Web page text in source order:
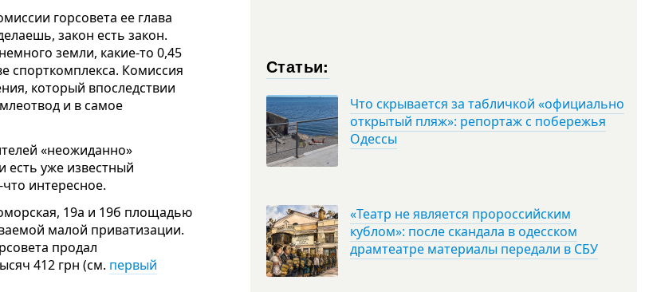
горсовета ее глава
закон есть закон.
земли, какие-то 0,45
спорткомплекса. Комиссия
который впоследствии
и в самое
«неожиданно»
есть уже известный
интересное.
19а и 19б площадью
малой приватизации.
продал
412 грн (см. первый
Статьи:
Что скрывается за табличкой «официально
открытый пляж»: репортаж с побережья
Одессы
«Театр не является пророссийским
кублом»: после скандала в одесском
драмтеатре материалы передали в СБУ